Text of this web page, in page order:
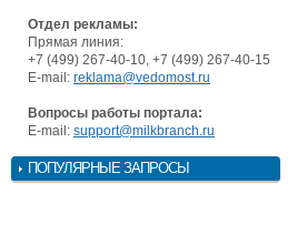
Отдел рекламы:
Прямая линия:
+7 (499) 267-40-10, +7 (499) 267-40-15
E-mail: reklama@vedomost.ru
Вопросы работы портала:
E-mail: support@milkbranch.ru
ПОПУЛЯРНЫЕ ЗАПРОСЫ